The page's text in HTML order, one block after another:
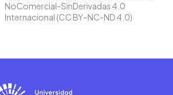
NoComercial-SinDerivadas 4.0
Internacional (CC BY-NC-ND 4.0)